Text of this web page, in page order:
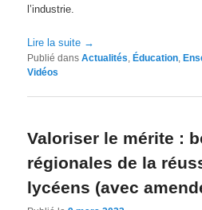
l’industrie.
Lire la suite →
Publié dans Actualités,Éducation,
Vidéos
Valoriser le mérite :
régionales de la
lycéens (avec